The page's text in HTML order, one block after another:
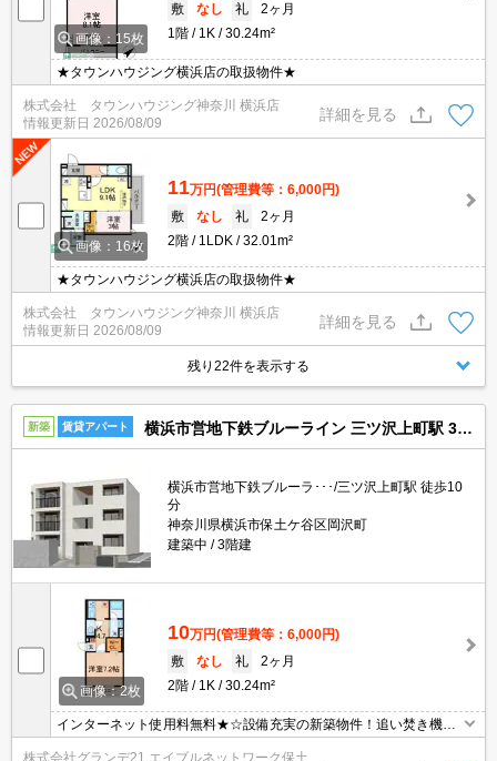
画像：15枚
敷
なし 礼
2ヶ月
1階
1K 30.24m²
★タウンハウジング横浜店の取扱物件★
株式会社 タウンハウジング神奈川 横浜店
情報更新日 2026/08/09
詳細を見る
画像：16枚
11万円(管理費等：6,000円)
敷
なし 礼
2ヶ月
2階
1LDK 32.01m²
★タウンハウジング横浜店の取扱物件★
株式会社 タウンハウジング神奈川 横浜店
情報更新日 2026/08/09
詳細を見る
残り22件を表示する
新築 賃貸アパート 横浜市営地下鉄ブルーライン 三ツ沢上町駅 3階建 建築中
横浜市営地下鉄ブルーラ･･･/三ツ沢上町駅 徒歩10
分
神奈川県横浜市保土ケ谷区岡沢町
建築中
3階建
画像：2枚
10万円(管理費等：6,000円)
敷
なし 礼
2ヶ月
2階
1K 30.24m²
インターネット使用料無料★☆設備充実の新築物件！追い焚き機
能、浴室乾燥機、独立洗面台、温水洗浄便座、システムキッチン、
株式会社グランデ21 エイブルネットワーク保土